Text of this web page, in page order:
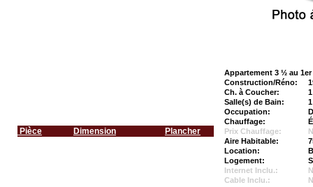
Pièce Dimension Plancher
Appartement 3 ½ au 1er
Construction/Réno:
Ch. à Coucher:
1
Salle(s) de Bain:
1
Occupation:
Chauffage:
Prix Chauffage:
Aire Habitable:
Location:
Logement:
Internet Inclu.:
Cable Inclu.: